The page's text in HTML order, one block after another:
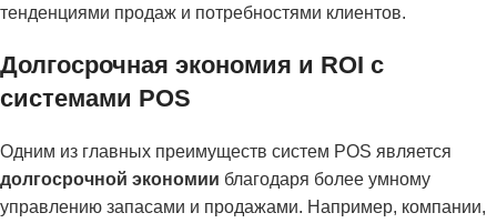
тенденциями продаж и потребностями клиентов.
Долгосрочная экономия и ROI с
системами POS
Одним из главных преимуществ систем POS является
долгосрочной экономии благодаря более умному
управлению запасами и продажами. Например, компании,